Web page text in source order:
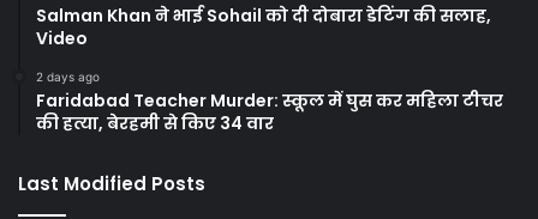
Salman Khan ने भाई Sohail को दी दोबारा डेटिंग की सलाह,
Video
2 days ago
Faridabad Teacher Murder: स्कूल में घुस कर महिला टीचर
की हत्या, बेरहमी से किए 34 वार
Last Modified Posts